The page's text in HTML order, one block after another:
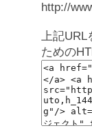
http://
上記URL
ための